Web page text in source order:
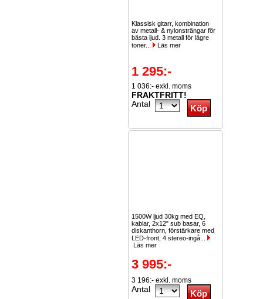
Klassisk gitarr, kombination
av metall- & nylonsträngar för
bästa ljud. 3 metall för lägre
toner...
Läs mer
1 295:-
1 036:- exkl. moms
FRAKTFRITT!
Antal
1500W ljud 30kg med EQ,
kablar, 2x12" sub basar, 6
diskanthorn, förstärkare med
LED-front, 4 stereo-ingå...
Läs mer
3 995:-
3 196:- exkl. moms
Antal